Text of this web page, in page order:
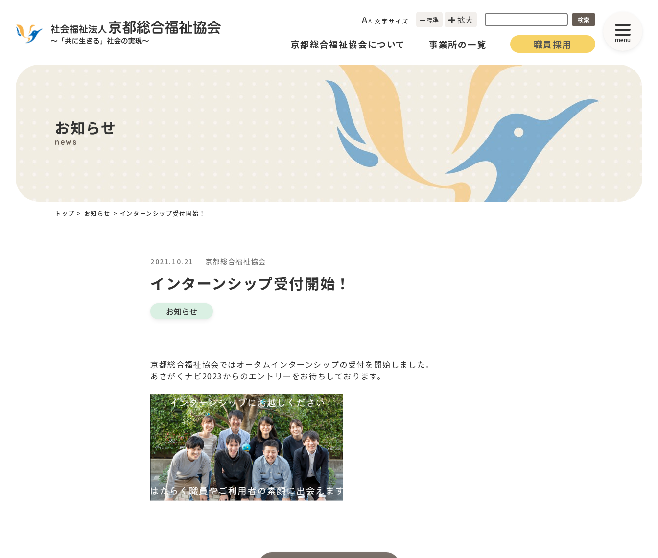
AA 文字サイズ 標準 拡大 検索
京都総合福祉協会について 事業所の一覧 職員採用 menu
お知らせ
news
トップ > お知らせ > インターンシップ受付開始！
2021.10.21 京都総合福祉協会
インターンシップ受付開始！
お知らせ
京都総合福祉協会ではオータムインターンシップの受付を開始しました。
あさがくナビ2023からのエントリーをお待ちしております。